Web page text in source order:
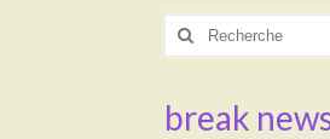
Rechercher
break